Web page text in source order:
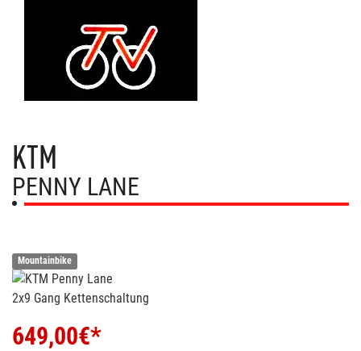
KTM
PENNY LANE
Mountainbike
2x9 Gang Kettenschaltung
649,00€*